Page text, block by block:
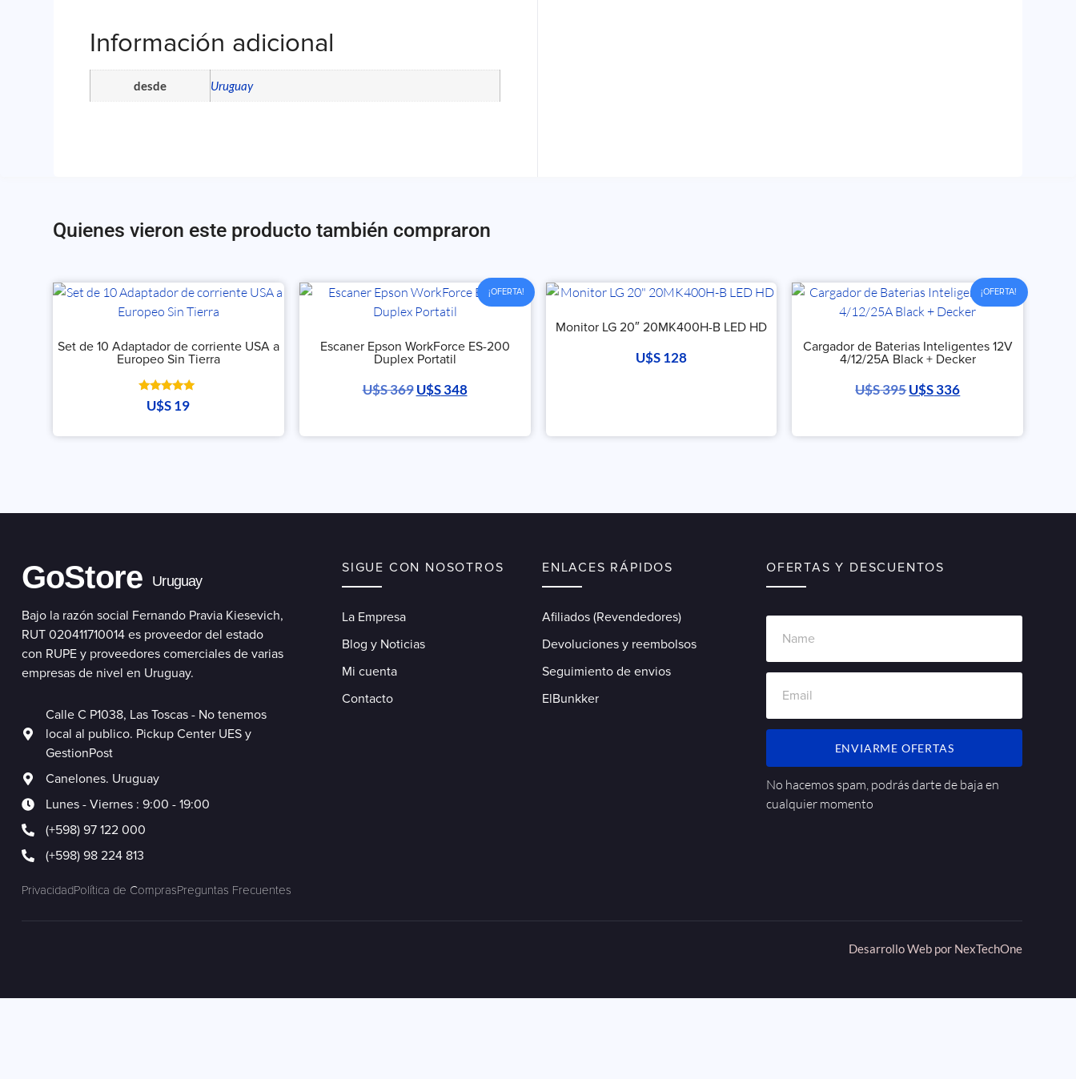
Información adicional
desde Uruguay
Quienes vieron este producto también compraron
Set de 10 Adaptador de corriente USA a
Europeo Sin Tierra
Valorado
con
U$S19
¡OFERTA!
Escaner Epson WorkForce ES-200
Duplex Portatil
U$S369 U$S348
Monitor LG 20″ 20MK400H-B LED HD
U$S128
¡OFERTA!
Cargador de Baterias Inteligentes 12V
4/12/25A Black + Decker
U$S395U$S336
GoStore Uruguay
Bajo la razón social Fernando Pravia Kiesevich,
RUT 020411710014 es proveedor del estado
con RUPE y proveedores comerciales de varias
empresas de nivel en Uruguay.
Calle C P1038, Las Toscas - No tenemos
local al publico. Pickup Center UES y
GestionPost
Canelones. Uruguay
Lunes - Viernes : 9:00 - 19:00
(+598) 97 122 000
(+598) 98 224 813
SIGUE CON NOSOTROS
La Empresa
Blog y Noticias
Mi cuenta
Contacto
ENLACES RÁPIDOS
Afiliados (Revendedores)
Devoluciones y reembolsos
Seguimiento de envios
ElBunkker
OFERTAS Y DESCUENTOS
ENVIARME OFERTAS
No hacemos spam, podrás darte de baja en
cualquier momento
PrivacidadPolítica de ComprasPreguntas Frecuentes
Desarrollo Web por NexTechOne